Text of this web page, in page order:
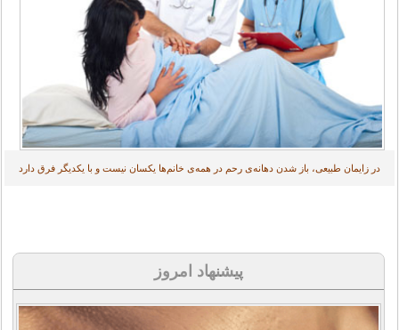
در زایمان طبیعی، باز شدن دهانه‌ی رحم در همه‌ی خانم‌ها یکسان نیست و با یکدیگر فرق دارد
پیشنهاد امروز